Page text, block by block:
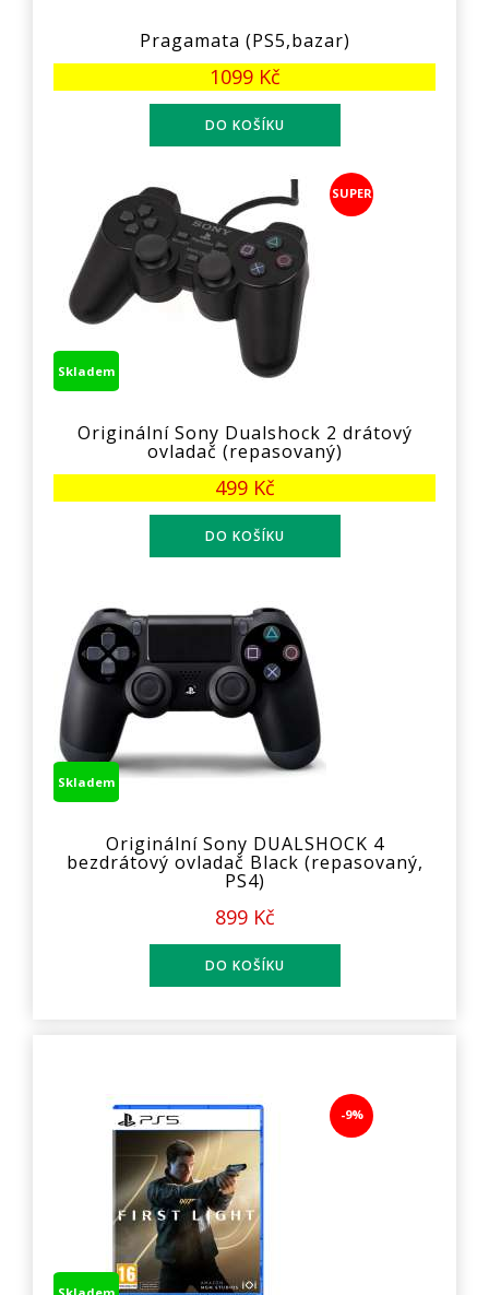
Pragamata (PS5,bazar)
1099 Kč
SUPER
Skladem
Originální Sony Dualshock 2 drátový
ovladač (repasovaný)
499 Kč
Skladem
Originální Sony DUALSHOCK 4
bezdrátový ovladač Black (repasovaný,
PS4)
899 Kč
-9%